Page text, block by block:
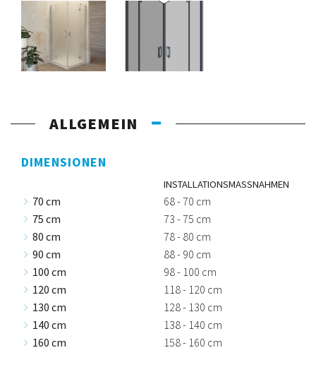
ALLGEMEIN
DIMENSIONEN
INSTALLATIONSMASSNAHMEN
70 cm
68 - 70 cm
75 cm
73 - 75 cm
80 cm
78 - 80 cm
90 cm
88 - 90 cm
100 cm
98 - 100 cm
120 cm
118 - 120 cm
130 cm
128 - 130 cm
140 cm
138 - 140 cm
160 cm
158 - 160 cm